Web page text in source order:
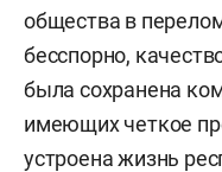
общества в
бесспорно,
была сохранена
имеющих четкое
устроена жизнь